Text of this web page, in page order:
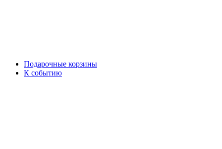
Подарочные корзины
К событию